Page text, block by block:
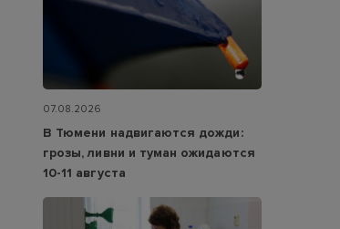
07.08.2026
В Тюмени надвигаются дожди:
грозы, ливни и туман ожидаются
10-11 августа